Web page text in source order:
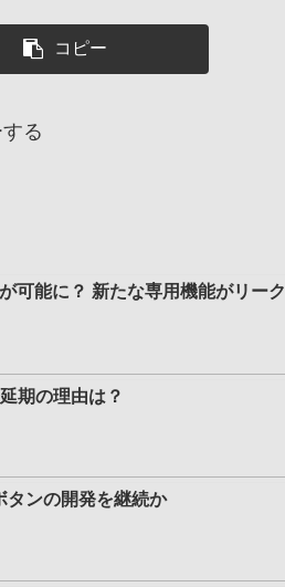
コピー
る
可能に？ 新たな専用機能がリーク
期の理由は？
ンの開発を継続か